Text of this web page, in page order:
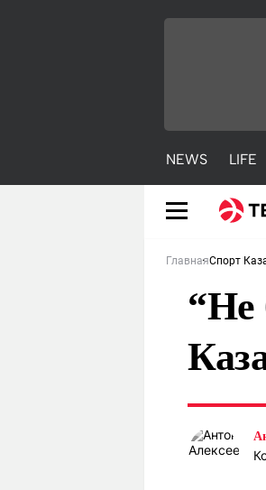
NEWS LIFE
NEWS
Погода
ГлавнаяСпорт
“Не